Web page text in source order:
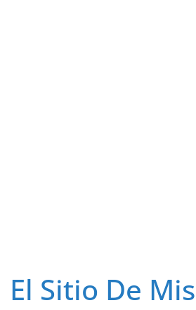
El Sitio De